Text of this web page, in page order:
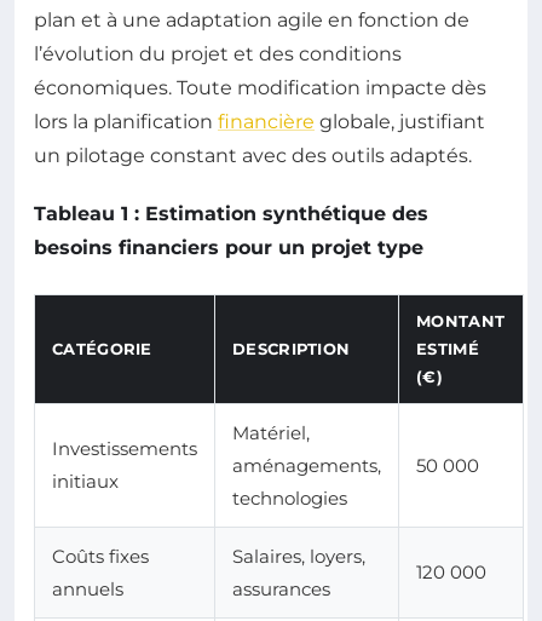
plan et à une adaptation agile en fonction de
l’évolution du projet et des conditions
économiques. Toute modification impacte dès
lors la planification financière globale, justifiant
un pilotage constant avec des outils adaptés.
Tableau 1 : Estimation synthétique des
besoins financiers pour un projet type
CATÉGORIE DESCRIPTION
MONTANT
ESTIMÉ
(€)
Investissements
initiaux
Matériel,
aménagements,
technologies
50 000
Coûts fixes
annuels
Salaires, loyers,
assurances
120 000